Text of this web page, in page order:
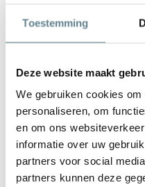
Toestemming
Deze website maakt
We gebruiken cookies
personaliseren, om
en om ons
informatie over uw
partners voor social
partners kunnen deze
vies geworden kun je deze
borstel of doek en met lauw
We staan voor
Wil je advies of heb je een